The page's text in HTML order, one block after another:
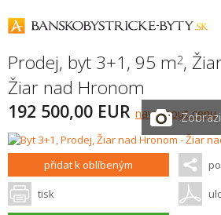
Prodej, byt 3+1, 95 m2,
Žiar nad Hronom
192 500,00 EUR navrhnout cenu
přidat k oblíbeným
tisk